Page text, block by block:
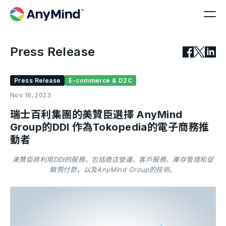
Press Release
Press Release
E-commerce & D2C
Nov 16, 2023
瑞士百利集團的美贊臣選擇 AnyMind
Group的DDI 作為Tokopedia的電子商務推
動者
美贊臣將利用DDI的服務，包括商店營運、客戶服務、庫存管理和促
銷預付款，以及AnyMind Group的技術。